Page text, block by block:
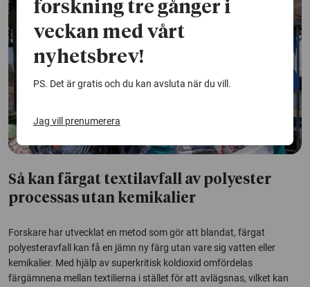
Så kan färgat textilavfall av polyester
processas utan kemikalier
Forskare har utvecklat en metod som gör att blandat, färgat
polyesteravfall kan få en jämn ny färg utan vare sig vatten eller
kemikalier. Med hjälp av superkritisk koldioxid omfördelas
färgämnena mellan textilierna i stället för att avlägsnas, vilket kan
forskning tre gånger i
veckan med vårt
nyhetsbrev!
PS. Det är gratis och du kan avsluta när du vill.
Jag vill prenumerera